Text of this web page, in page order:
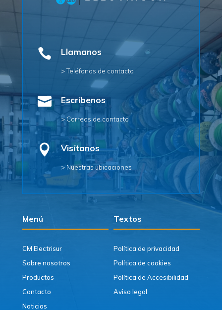
 Llamanos
> Teléfonos de contacto
 Escríbenos
> Correos de contacto
 Visítanos
> Nuestras ubicaciones
Menú Textos
CM Electrisur
Sobre nosotros
Productos
Contacto
Noticias
Política de privacidad
Política de cookies
Política de Accesibilidad
Aviso legal